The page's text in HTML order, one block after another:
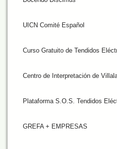
UICN Comité Español
Curso Gratuito de Tendidos
Centro de Interpretación de
Plataforma S.O.S. Tendidos
GREFA + EMPRESAS